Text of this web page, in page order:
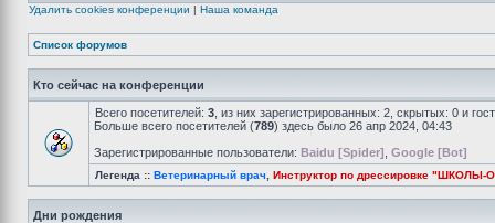
Удалить cookies конференции | Наша команда
Список форумов
Кто сейчас на конференции
Всего посетителей: 3 , из них зарегистрированных: 2, скрытых: 0 и
Больше всего посетителей (789) здесь было 26 апр 2024, 04:43
Зарегистрированные пользователи: Baidu [Spider] Google [Bot]
Легенда :: Ветеринарный врач Инструктор по дрессировке "ШКОЛЫ-
Дни рождения